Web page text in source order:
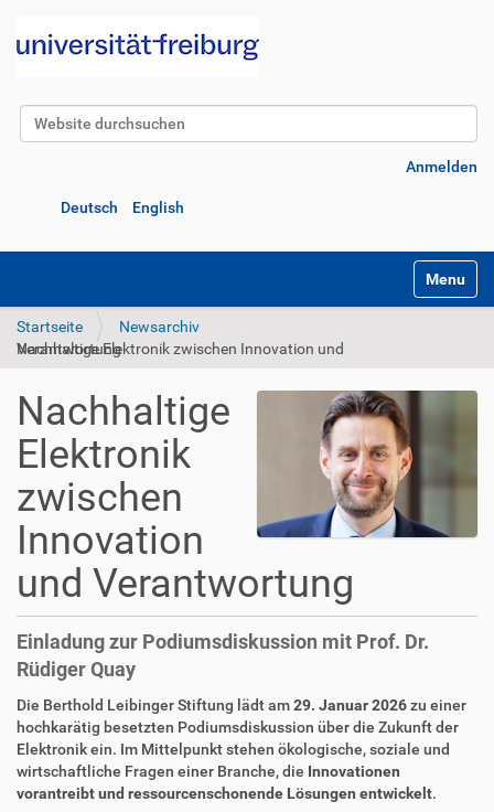
Website durchsuchen
Anmelden
Deutsch English
Startseite
Newsarchiv
Nachhaltige Elektronik zwischen Innovation und Verantwortung
Nachhaltige
Elektronik
zwischen
Innovation
und Verantwortung
Einladung zur Podiumsdiskussion mit Prof. Dr.
Rüdiger Quay
Die Berthold Leibinger Stiftung lädt am29. Januar 2026zu einer
hochkarätig besetzten Podiumsdiskussion über die Zukunft der
Elektronik ein. Im Mittelpunkt stehen ökologische, soziale und
wirtschaftliche Fragen einer Branche, die Innovationen
vorantreibt und ressourcenschonende Lösungen entwickelt.